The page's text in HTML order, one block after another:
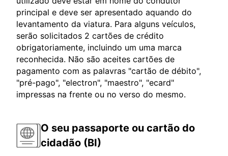
principal e deve ser apresentado aquando do
levantamento da viatura. Para alguns veículos,
serão solicitados 2 cartões de crédito
obrigatoriamente, incluindo um uma marca
reconhecida. Não são aceites cartões de
pagamento com as palavras "cartão de débito",
"pré-pago", "electron", "maestro", "ecard"
impressas na frente ou no verso do mesmo.
O seu passaporte ou cartão do
cidadão (BI)